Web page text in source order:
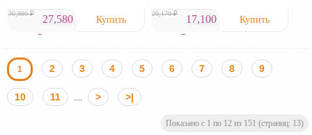
30,990 ₽
27,580
₽
20,170 ₽
17,100
₽
1 2 3 4 5 6 7 8 9
10 11 .... > >|
Показано с 1 по 12 из 151 (страниц: 13)